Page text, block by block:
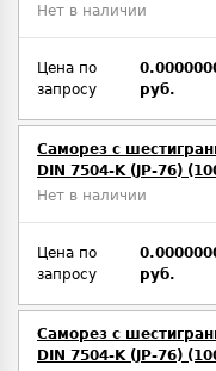
Нет в наличии
Цена по
запросу
руб.
Саморез с
DIN 7504-K (JP-76)
Нет в наличии
Цена по
запросу
руб.
Саморез с
DIN 7504-K (JP-76)